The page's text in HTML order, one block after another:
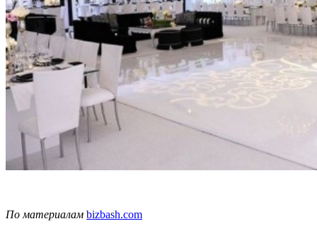
По материалам bizbash.com